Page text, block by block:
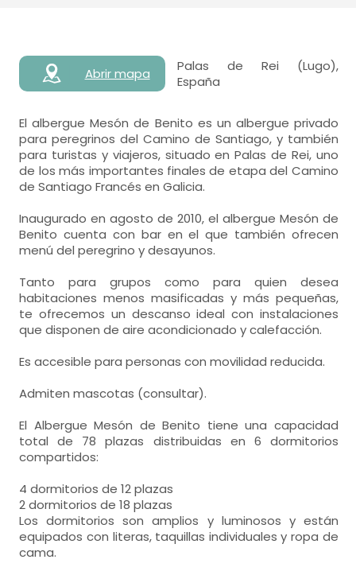
Abrir mapa
Palas de Rei (Lugo),
España
El albergue Mesón de Benito es un albergue privado
para peregrinos del Camino de Santiago, y también
para turistas y viajeros, situado en Palas de Rei, uno
de los más importantes finales de etapa del Camino
de Santiago Francés en Galicia.
Inaugurado en agosto de 2010, el albergue Mesón de
Benito cuenta con bar en el que también ofrecen
menú del peregrino y desayunos.
Tanto para grupos como para quien desea
habitaciones menos masificadas y más pequeñas,
te ofrecemos un descanso ideal con instalaciones
que disponen de aire acondicionado y calefacción.
Es accesible para personas con movilidad reducida.
Admiten mascotas (consultar).
El Albergue Mesón de Benito tiene una capacidad
total de 78 plazas distribuidas en 6 dormitorios
compartidos:
4 dormitorios de 12 plazas
2 dormitorios de 18 plazas
Los dormitorios son amplios y luminosos y están
equipados con literas, taquillas individuales y ropa de
cama.